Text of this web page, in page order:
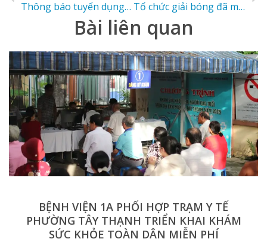
Thông báo tuyển dụng viên chức năm 2020 Tổ chức giải bóng đã mini nhân ngày quốc tế phụ nữ và 37 năm thành lập Bệnh viện 1A
Bài liên quan
BỆNH VIỆN 1A PHỐI HỢP TRẠM Y TẾ
PHƯỜNG TÂY THẠNH TRIỂN KHAI KHÁM
SỨC KHỎE TOÀN DÂN MIỄN PHÍ